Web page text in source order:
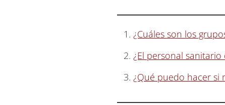
¿Cuáles son los
¿El personal
¿Qué puedo hacer si